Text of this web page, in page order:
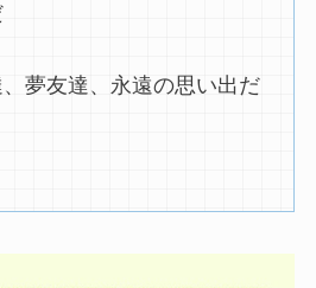
夢友達、永遠の思い出だ